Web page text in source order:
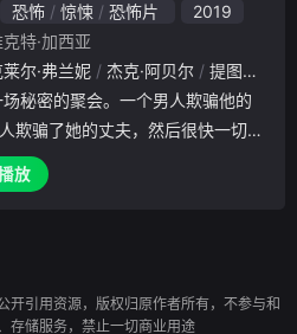
恐怖 惊悚 恐怖片
2019
特·加西亚
莱尔·弗兰妮 杰克·阿贝尔
提图斯·维里沃
欺骗了她的丈夫，然后很快一切都
放
开引用资源，版权归原作者所有，不参与和
存储服务，禁止一切商业用途